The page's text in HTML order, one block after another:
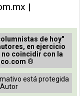
|
de hoy"
en ejercicio
no coincidir con la
®
está protegida